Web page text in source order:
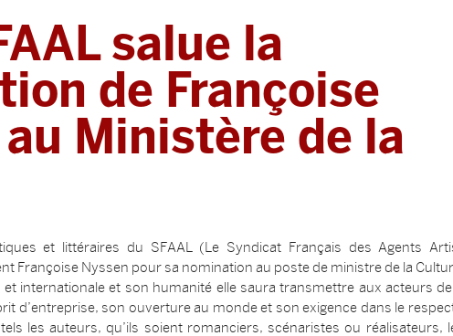
salue la
de Françoise
au Ministère de la
et littéraires du SFAAL (Le Syndicat Français des Agents
Françoise Nyssen pour sa nomination au poste de ministre de la
et internationale et son humanité elle saura transmettre aux acteurs
d’entreprise, son ouverture au monde et son exigence dans le
les auteurs, qu’ils soient romanciers, scénaristes ou réalisateurs,